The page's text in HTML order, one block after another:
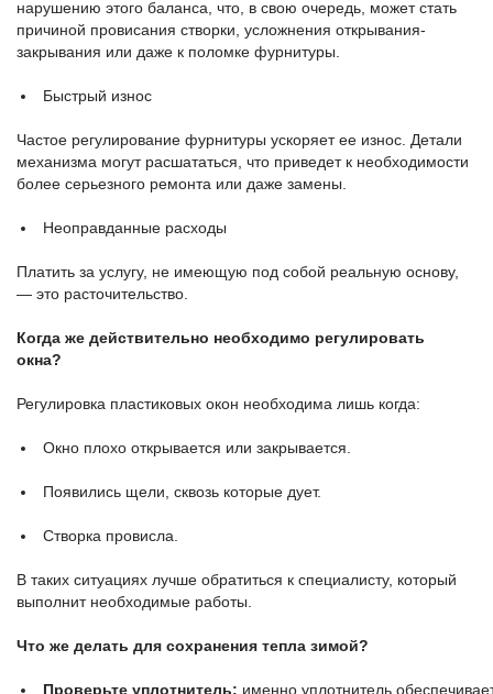
нарушению этого баланса, что, в свою очередь, может стать
причиной провисания створки, усложнения открывания-
закрывания или даже к поломке фурнитуры.
Быстрый износ
Частое регулирование фурнитуры ускоряет ее износ. Детали
механизма могут расшататься, что приведет к необходимости
более серьезного ремонта или даже замены.
Неоправданные расходы
Платить за услугу, не имеющую под собой реальную основу,
— это расточительство.
Когда же действительно необходимо регулировать
окна?
Регулировка пластиковых окон необходима лишь когда:
Окно плохо открывается или закрывается.
Появились щели, сквозь которые дует.
Створка провисла.
В таких ситуациях лучше обратиться к специалисту, который
выполнит необходимые работы.
Что же делать для сохранения тепла зимой?
Проверьте уплотнитель: именно уплотнитель